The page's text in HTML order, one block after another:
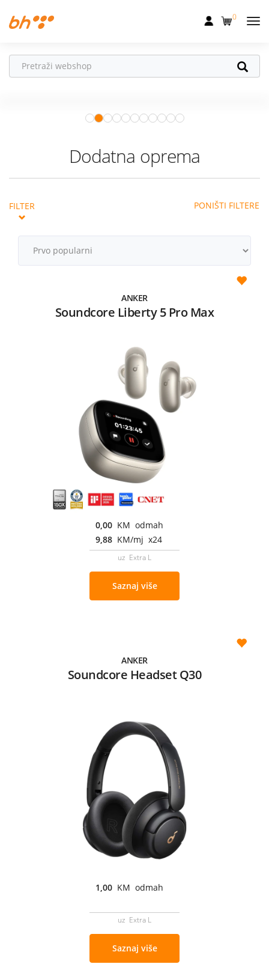
Fiksna
Akcije
Podrška
0
Ne propusti
Prood 04.08.–31.08. očekuju te
super pokloni!
Dodatna oprema
FILTER PONIŠTI FILTERE
ANKER
Soundcore Liberty 5 Pro Max
0,00 KM odmah
9,88 KM/mj x24
uz Extra L
Saznaj više
ANKER
Soundcore Headset Q30
1,00 KM odmah
uz Extra L
Saznaj više